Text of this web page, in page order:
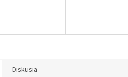
Diskusia